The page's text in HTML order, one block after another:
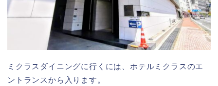
ミクラスダイニングに行くには、ホテルミクラスのエ
ントランスから入ります。